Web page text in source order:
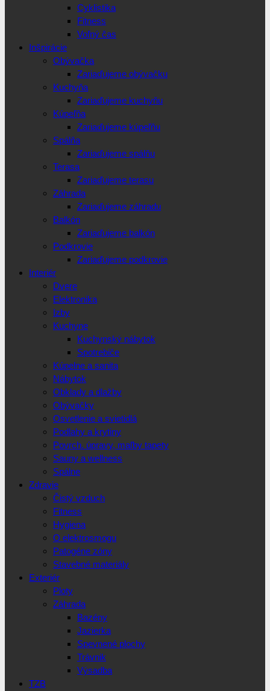
Cyklistika
Fitness
Voľný čas
Inšpirácie
Obývačka
Zariaďujeme obývačku
Kuchyňa
Zariaďujeme kuchyňu
Kúpeľňa
Zariaďujeme kúpeľňu
Spálňa
Zariaďujeme spálňu
Terasa
Zariaďujeme terasu
Záhrada
Zariaďujeme záhradu
Balkón
Zariaďujeme balkón
Podkrovie
Zariaďujeme podkrovie
Interiér
Dvere
Elektronika
Izby
Kuchyne
Kuchynský nábytok
Spotrebiče
Kúpelne a sanita
Nábytok
Obklady a dlažby
Obývačky
Osvetlenie a svietidlá
Podlahy a krytiny
Povrch. úpravy, maľby tapety
Sauny a wellness
Spálne
Zdravie
Čistý vzduch
Fitness
Hygiena
O elektrosmogu
Patogéne zóny
Stavebné materiály
Exteriér
Ploty
Záhrada
Bazény
Jazierka
Spevnené plochy
Trávnik
Výsadba
TZB